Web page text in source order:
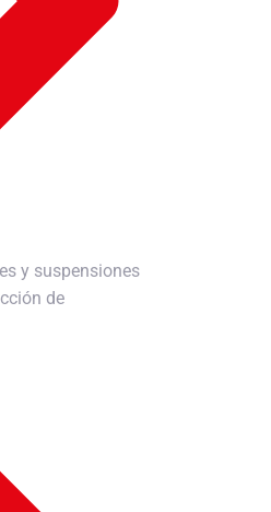
y suspensiones
de